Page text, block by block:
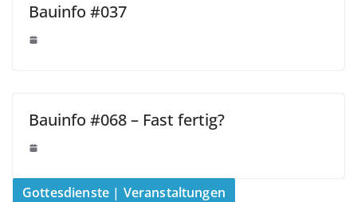
Bauinfo #037
Bauinfo #068 – Fast fertig?
Gottesdienste | Veranstaltungen